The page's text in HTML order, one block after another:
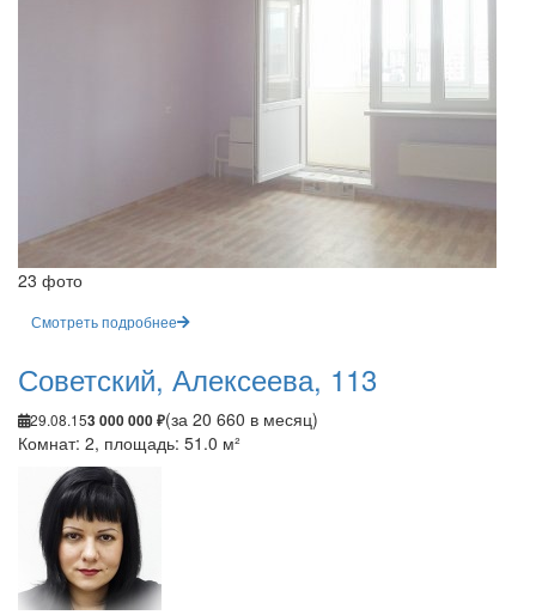
23 фото
Смотреть подробнее
Советский, Алексеева, 113
29.08.153 000 000 ₽(за 20 660 в месяц)
Комнат: 2, площадь: 51.0 м²